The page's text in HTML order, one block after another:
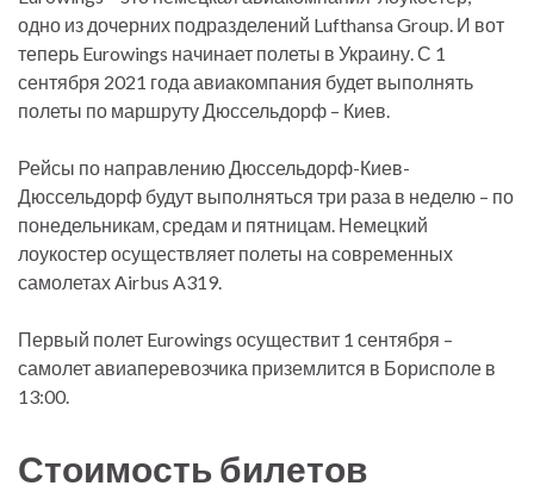
одно из дочерних подразделений Lufthansa Group. И вот
теперь Eurowings начинает полеты в Украину. С 1
сентября 2021 года авиакомпания будет выполнять
полеты по маршруту Дюссельдорф – Киев.
Рейсы по направлению Дюссельдорф-Киев-
Дюссельдорф будут выполняться три раза в неделю – по
понедельникам, средам и пятницам. Немецкий
лоукостер осуществляет полеты на современных
самолетах Airbus A319.
Первый полет Eurowings осуществит 1 сентября –
самолет авиаперевозчика приземлится в Борисполе в
13:00.
Стоимость билетов